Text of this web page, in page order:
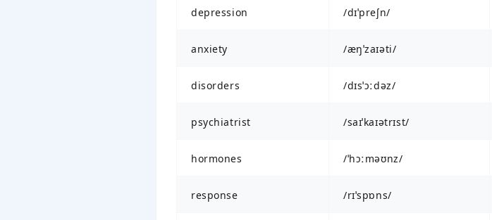
depression /dɪˈpreʃn/
anxiety /æŋˈzaɪəti/
disorders /dɪsˈɔːdəz/
psychiatrist /saɪˈkaɪətrɪst/
hormones /ˈhɔːməʊnz/
response /rɪˈspɒns/